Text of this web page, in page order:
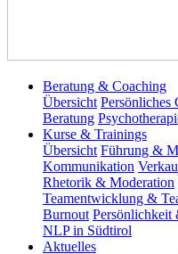
Beratung & Coaching
Übersicht Persönliches
Beratung
Kurse & Trainings
Übersicht Führung &
Kommunikation
Rhetorik & Moderation
Teamentwicklung &
Burnout Persönlichkeit
NLP in Südtirol
Aktuelles